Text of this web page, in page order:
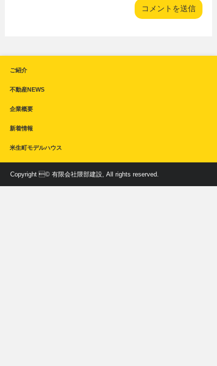
ご紹介
不動産NEWS
企業概要
新着情報
米生町モデルハウス
Copyright © 有限会社隈部建設, All rights reserved.